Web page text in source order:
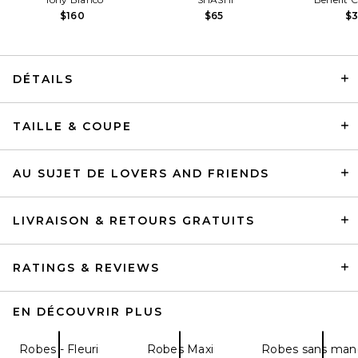
Blue
$560
$160
$65
DÉTAILS
TAILLE & COUPE
AU SUJET DE LOVERS AND FRIENDS
LIVRAISON & RETOURS GRATUITS
RATINGS & REVIEWS
EN DÉCOUVRIR PLUS
Robes - Fleuri Robes Maxi Robes sans